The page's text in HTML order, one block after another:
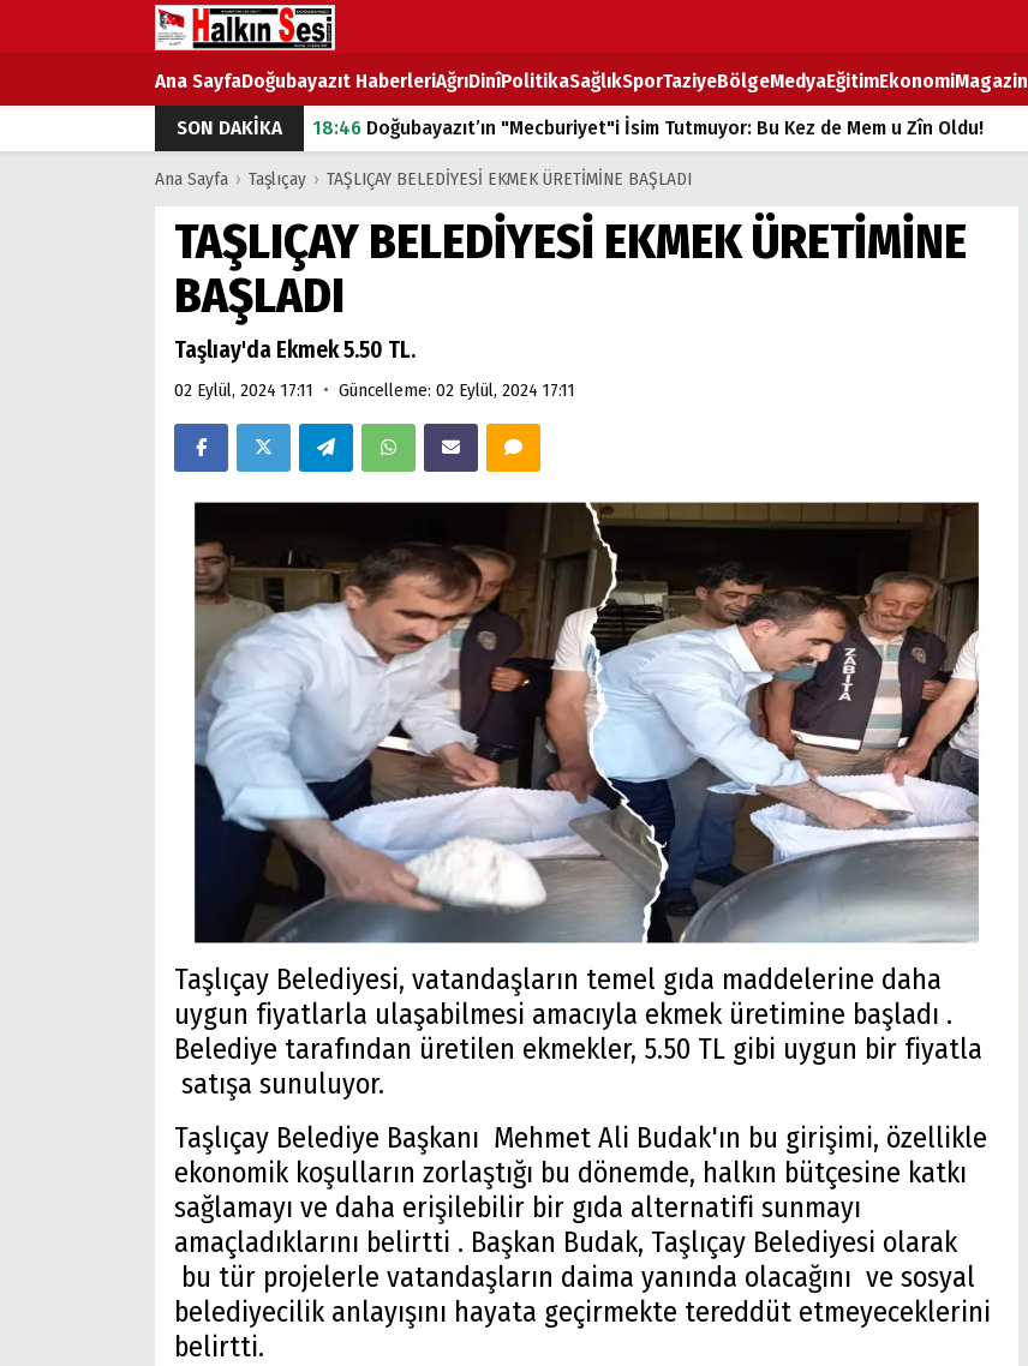
Ana SayfaDoğubayazıt HaberleriAğrıDinîPolitikaSağlıkSporTaziyeBölgeMedyaEğitimEkonomiMagazin
SON DAKİKA
18:46 Doğubayazıt’ın "Mecburiyet"i İsim Tutmuyor: Bu Kez de Mem u Zîn Oldu!
07:53 Doğubayazıt’ta Ekmek Fiyatlarına Zam
07:16Doğubayazıt'ta çocukların sırtındaki ağır yük
07:00
DEVLET ve HÜKÜMET
18:29
Ana Sayfa › Taşlıçay › TAŞLIÇAY BELEDİYESİ EKMEK ÜRETİMİNE BAŞLADI
TAŞLIÇAY BELEDİYESİ EKMEK ÜRETİMİNE
BAŞLADI
Taşlıay'da Ekmek 5.50 TL.
02 Eylül, 2024 17:11 • Güncelleme: 02 Eylül, 2024 17:11
Taşlıçay Belediyesi, vatandaşların temel gıda maddelerine daha
uygun fiyatlarla ulaşabilmesi amacıyla ekmek üretimine başladı .
Belediye tarafından üretilen ekmekler, 5.50 TL gibi uygun bir fiyatla
satışa sunuluyor.
Taşlıçay Belediye Başkanı Mehmet Ali Budak'ın bu girişimi, özellikle
ekonomik koşulların zorlaştığı bu dönemde, halkın bütçesine katkı
sağlamayı ve daha erişilebilir bir gıda alternatifi sunmayı
amaçladıklarını belirtti . Başkan Budak, Taşlıçay Belediyesi olarak
bu tür projelerle vatandaşların daima yanında olacağını ve sosyal
belediyecilik anlayışını hayata geçirmekte tereddüt etmeyeceklerini
belirtti.